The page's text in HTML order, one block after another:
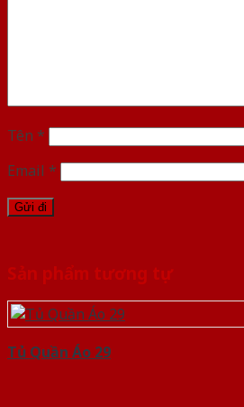
Tên *
Email *
Sản phẩm tương tự
Tủ Quần Áo 29